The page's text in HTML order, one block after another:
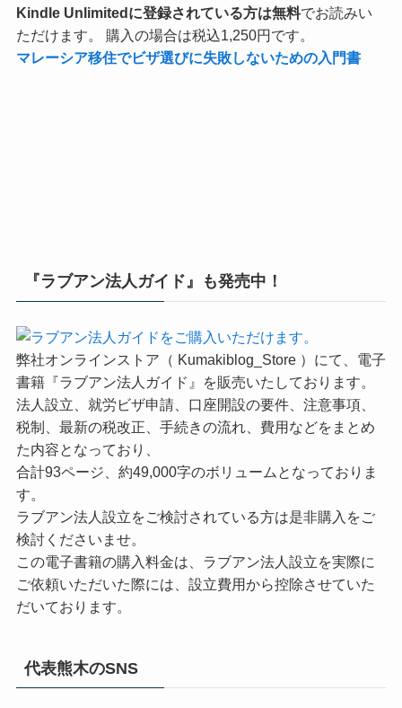
Kindle Unlimitedに登録されている方は無料でお読みい
ただけます。 購入の場合は税込1,250円です。
マレーシア移住でビザ選びに失敗しないための入門書
『ラブアン法人ガイド』も発売中！
弊社オンラインストア（ Kumakiblog_Store ）にて、電子
書籍『ラブアン法人ガイド』を販売いたしております。
法人設立、就労ビザ申請、口座開設の要件、注意事項、
税制、最新の税改正、手続きの流れ、費用などをまとめ
た内容となっており、
合計93ページ、約49,000字のボリュームとなっておりま
す。
ラブアン法人設立をご検討されている方は是非購入をご
検討くださいませ。
この電子書籍の購入料金は、ラブアン法人設立を実際に
ご依頼いただいた際には、設立費用から控除させていた
だいております。
代表熊木のSNS